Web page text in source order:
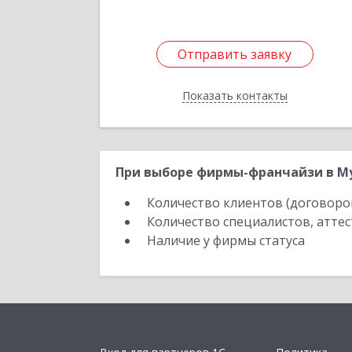
Отправить заявку
Показать контакты
Отправить заявку
Назад
При выборе фирмы-франчайзи в
Количество клиентов
Количество специалистов,
Наличие у фирмы статуса